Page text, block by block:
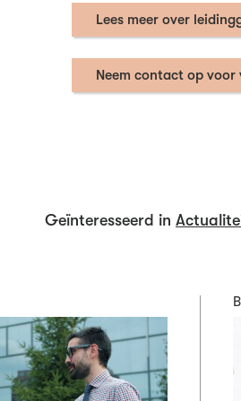
Lees meer over
Neem contact op voor
Geïnteresseerd in